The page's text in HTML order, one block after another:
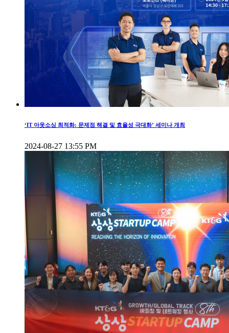
‘IT 아웃소싱 최적화: 문제점 해결 및 효율성 극대화’ 세미나 개최
2024-08-27 13:55 PM